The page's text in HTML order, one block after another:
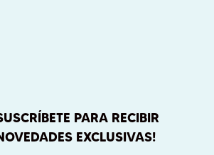
PARA RECIBIR
EXCLUSIVAS!